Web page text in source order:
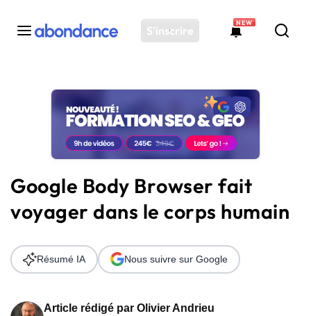
S'inscrire
NEW
Toutes les actus
Actus SEO
Plateforme
Solutions
Ressources
Audit SEO
Google Body Browser fait
voyager dans le corps humain
Article rédigé par Olivier Andrieu
Résumé IA Nous suivre sur Google